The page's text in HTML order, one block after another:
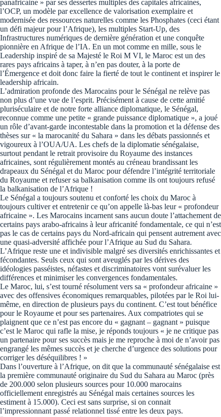
panafricaine » par ses dessertes multiples des capitales africaines,
l’OCP, un modèle par excellence de valorisation exemplaire et
modernisée des ressources naturelles comme les Phosphates (ceci étant
un défi majeur pour l’Afrique), les multiples Start-Up, des
Infrastructures numériques de dernière génération et une conquête
pionnière en Afrique de l’IA. En un mot comme en mille, sous le
Leadership inspiré de sa Majesté le Roi M VI, le Maroc est un des
rares pays africains à taper, à n’en pas douter, à la porte de
l’Émergence et doit donc faire la fierté de tout le continent et inspirer le
leadership africain.
L’admiration profonde des Marocains pour le Sénégal ne relève pas
non plus d’une vue de l’esprit. Précisément à cause de cette amitié
pluriséculaire et de notre forte alliance diplomatique, le Sénégal,
reconnue comme une petite « grande puissance diplomatique », a joué
un rôle d’avant-garde incontestable dans la promotion et la défense des
thèses sur « la marocanité du Sahara » dans les débats passionnés et
vigoureux à l’OUA/UA. Les chefs de la diplomatie sénégalaise,
surtout pendant le retrait provisoire du Royaume des instances
africaines, sont régulièrement montés au créneau brandissant les
drapeaux du Sénégal et du Maroc pour défendre l’intégrité territoriale
du Royaume et refuser sa balkanisation comme ils ont toujours refusé
la balkanisation de l’Afrique !
Le Sénégal a toujours soutenu et conforté les choix du Maroc à
toujours cultiver et entretenir ce qu’on appelle là-bas leur « profondeur
africaine ». Les Marocains incarnent sans aucun doute l’attachement de
certains pays arabo-africains à leur africanité fondamentale, ce qui n’est
pas le cas de certains pays du Nord-africain qui pensent autrement avec
une quasi-adversité affichée pour l’Afrique au Sud du Sahara.
L’Afrique reste une et indivisible malgré ses diversités enrichissantes et
fécondantes. Seuls ceux qui sont aveuglés par les dérives des
idéologies passéistes, néfastes et discriminatoires vont surévaluer les
différences et minimiser les convergences fondamentales.
Le Maroc, lui, s’est tourné résolument vers sa « profondeur africaine »
avec des offensives économiques remarquables, pilotées par le Roi lui-
même, en direction de plusieurs pays du continent. C’est tout bénéfice
pour le Royaume et pour ses partenaires. Aux compatriotes qui se
plaignent que ce n’est pas encore du « gagnant – gagnant » puisque
c’est le Maroc qui rafle la mise, je réponds toujours « je ne critique pas
un partenaire pour ses succès mais je me reproche à moi de n’avoir pas
engrangé les mêmes succès et je cherche d’urgence des solutions pour
corriger les déséquilibres ! »
Dans l’ouverture à l’Afrique, on dit que la communauté sénégalaise est
la première communauté originaire du Sud du Sahara au Maroc (près
de 200.000 selon plusieurs sources pour 10.000 marocains
officiellement enregistrés au Sénégal mais certaines sources les
estiment à 15.000). Ceci est sans surprise, si on connait
l’impressionnant passé relationnel tissé entre les deux pays.